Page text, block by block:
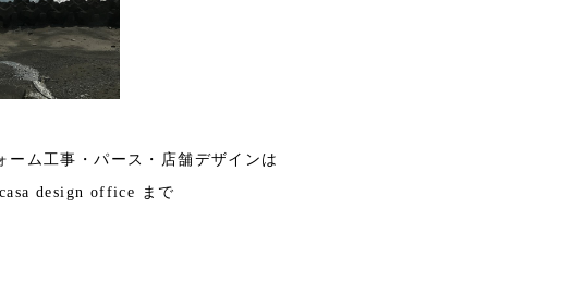
ーム工事・パース・店舗デザインは
design office まで